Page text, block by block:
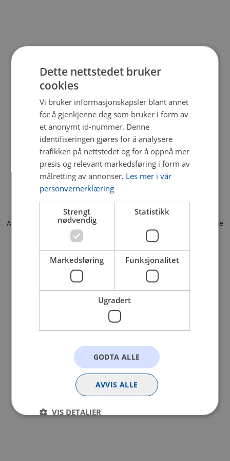
Application error: a client-side exception has occurred (see the
browser console for more information).
Dette nettstedet bruker
cookies
Vi bruker informasjonskapsler blant annet
for å gjenkjenne deg som bruker i form av
et anonymt id-nummer. Denne
identifiseringen gjøres for å analysere
trafikken på nettstedet og for å oppnå mer
presis og relevant markedsføring i form av
målretting av annonser. Les mer i vår
personvernerklæring
Strengt
nødvendig
Statistikk
Markedsføring Funksjonalitet
Ugradert
GODTA ALLE
AVVIS ALLE
VIS DETALJER